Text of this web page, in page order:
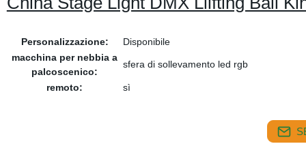
Personalizzazione:
Disponibile
macchina per nebbia a
palcoscenico:
sfera di sollevamento led rgb
remoto: sì